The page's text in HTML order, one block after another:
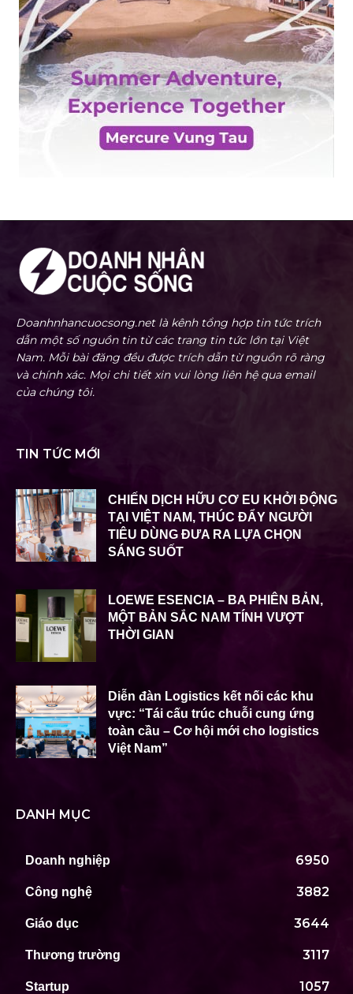
Doanhnhancuocsong.net là kênh tổng hợp tin tức trích
dẫn một số nguồn tin từ các trang tin tức lớn tại Việt
Nam. Mỗi bài đăng đều được trích dẫn từ nguồn rõ ràng
và chính xác. Mọi chi tiết xin vui lòng liên hệ qua email
của chúng tôi.
TIN TỨC MỚI
CHIẾN DỊCH HỮU CƠ EU KHỞI ĐỘNG
TẠI VIỆT NAM, THÚC ĐẨY NGƯỜI
TIÊU DÙNG ĐƯA RA LỰA CHỌN
SÁNG SUỐT
LOEWE ESENCIA – BA PHIÊN BẢN,
MỘT BẢN SẮC NAM TÍNH VƯỢT
THỜI GIAN
Diễn đàn Logistics kết nối các khu
vực: “Tái cấu trúc chuỗi cung ứng
toàn cầu – Cơ hội mới cho logistics
Việt Nam”
DANH MỤC
Doanh nghiệp 6950
Công nghệ 3882
Giáo dục 3644
Thương trường 3117
Startup 1057